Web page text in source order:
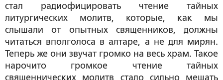
стал радиофицировать чтение тайных
литургических молитв, которые, как мы
слышали от опытных священников, должны
читаться вполголоса в алтаре, а не для мирян.
Теперь же они звучат громко на весь храм. Такое
нарочито громкое чтение тайных
священнических молитв стало сильно мешать